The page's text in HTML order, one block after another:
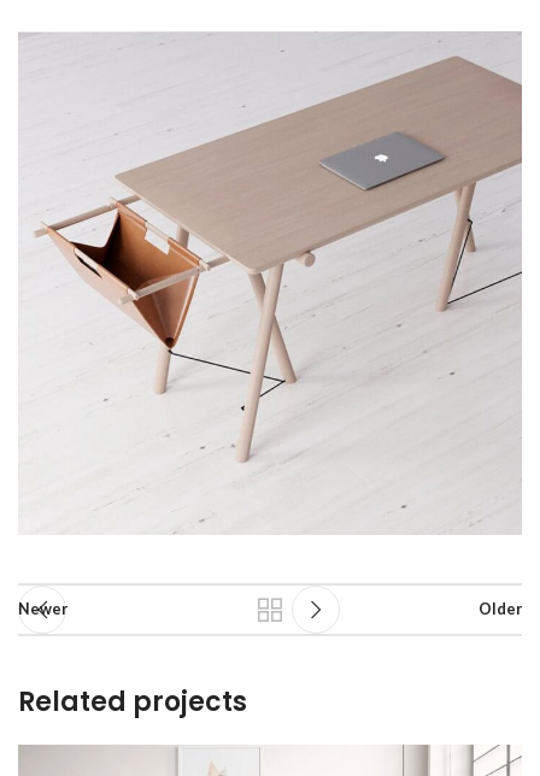
Newer Older
Related projects